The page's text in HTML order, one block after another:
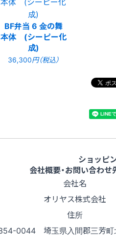
BF弁当 6 金の舞
本体 (シーピー化
成)
36,300円（税込）
ショッピ
会社概要・お問い合わせ
会社名
オリヤス株式会社
住所
0044 埼玉県入間郡三芳町